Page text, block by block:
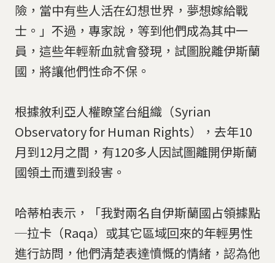
險，當中有些人活在幻想世界，夢想嫁給戰
士。」不過，專家說，等到他們成為其中一
員，這些年輕新血就會發現，試圖脫離伊斯蘭
國，將讓他們性命不保。
根據敘利亞人權瞭望台組織（Syrian
Observatory for Human Rights），去年10
月到12月之間，有120多人因試圖離開伊斯蘭
國領土而遭到殺害。
哈蒂柏表示，「我對兩名自伊斯蘭國占領據點
─拉卡（Raqa）或其它區域回來的年輕男性
進行訪問，他們清楚表達憤慨的情緒，認為他